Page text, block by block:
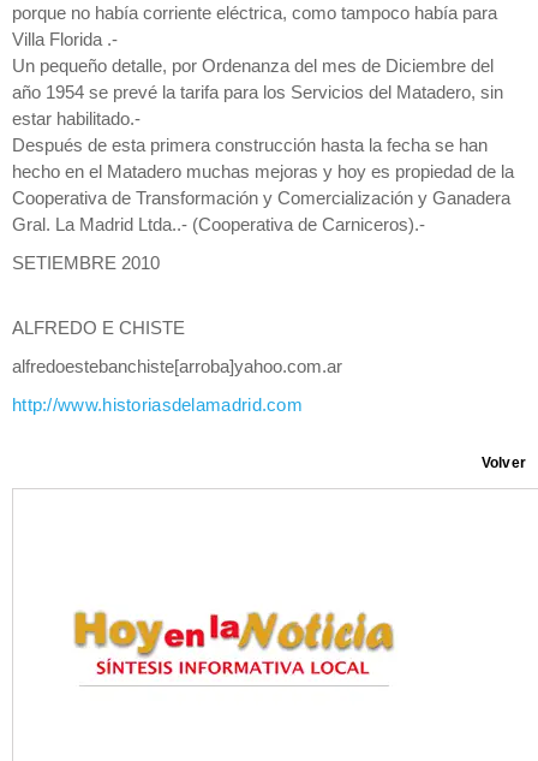
porque no había corriente eléctrica, como tampoco había para
Villa Florida .-
Un pequeño detalle, por Ordenanza del mes de Diciembre del
año 1954 se prevé la tarifa para los Servicios del Matadero, sin
estar habilitado.-
Después de esta primera construcción hasta la fecha se han
hecho en el Matadero muchas mejoras y hoy es propiedad de la
Cooperativa de Transformación y Comercialización y Ganadera
Gral. La Madrid Ltda..- (Cooperativa de Carniceros).-
SETIEMBRE 2010
ALFREDO E CHISTE
alfredoestebanchiste[arroba]yahoo.com.ar
http://www.historiasdelamadrid.com
Volver